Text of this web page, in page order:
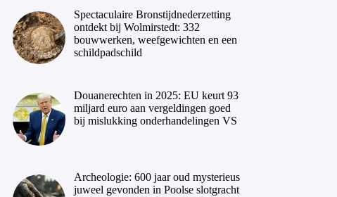
Spectaculaire Bronstijdnederzetting
ontdekt bij Wolmirstedt: 332
bouwwerken, weefgewichten en een
schildpadschild
Douanerechten in 2025: EU keurt 93
miljard euro aan vergeldingen goed
bij mislukking onderhandelingen VS
Archeologie: 600 jaar oud mysterieus
juweel gevonden in Poolse slotgracht